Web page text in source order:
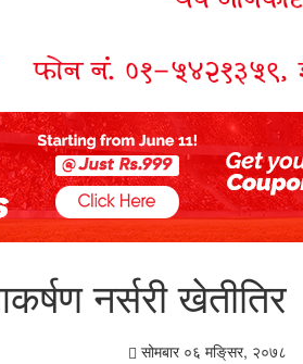
नर्सरी खेतीतिर
सोमबार ०६ मङि्सर, २०७८